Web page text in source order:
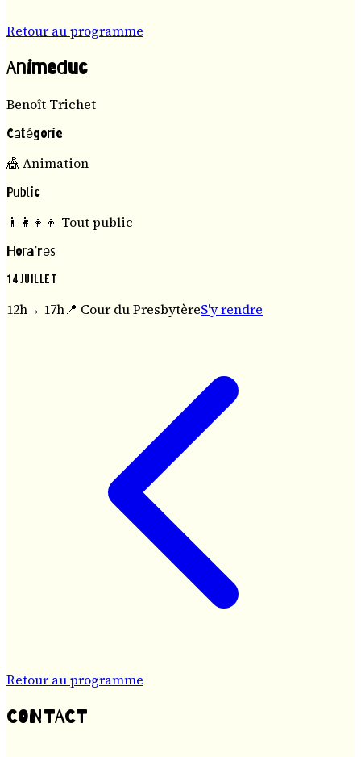
Retour au programme
Animeduc
Benoît Trichet
Catégorie
🎪 Animation
Public
👨‍👩‍👧‍👦 Tout public
Horaires
14 juillet
12h→ 17h📍 Cour du PresbytèreS'y rendre
Retour au programme
CONTACT